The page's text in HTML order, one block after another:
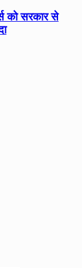
को सरकार से